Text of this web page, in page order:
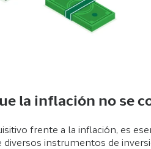
la inflación no se
frente a la inflación, es
diversos instrumentos de